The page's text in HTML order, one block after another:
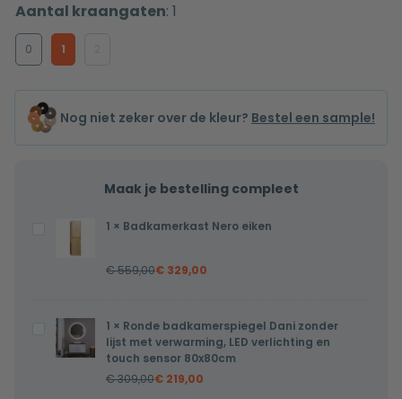
Aantal kraangaten: 1
0 1
Nog niet zeker over de kleur? Bestel een sample!
Maak je bestelling compleet
Badkamerkast
Nero
1 × Badkamerkast Nero eiken
€559,00€ 329,00
Ronde
badkamerspiegel
1 × Ronde badkamerspiegel Dani zonder
lijst met verwarming, LED verlichting en
touch sensor 80x80cm
€309,00€ 219,00